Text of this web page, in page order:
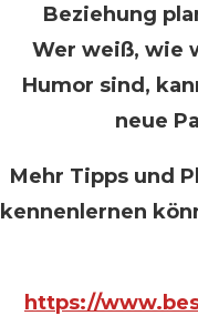
Beziehung
Wer weiß, wie
Humor sind,
neue
Mehr Tipps und
kennenlernen
https://